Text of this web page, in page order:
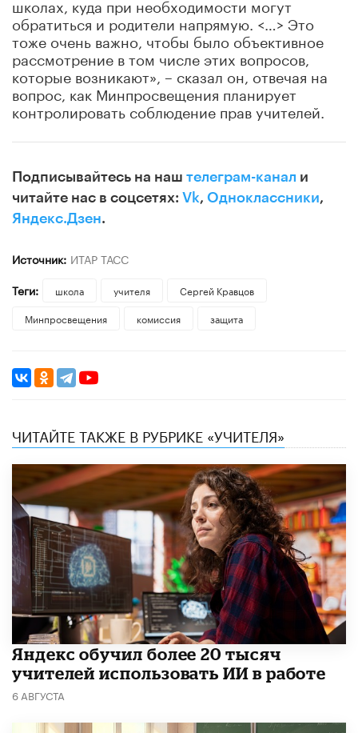
школах, куда при необходимости могут
обратиться и родители напрямую. <…> Это
тоже очень важно, чтобы было объективное
рассмотрение в том числе этих вопросов,
которые возникают», – сказал он, отвечая на
вопрос, как Минпросвещения планирует
контролировать соблюдение прав учителей.
Подписывайтесь на наш телеграм-канал и
читайте нас в соцсетях: Vk, Одноклассники,
Яндекс.Дзен.
Источник: ИТАР ТАСС
Теги:
школа учителя
Сергей Кравцов
Минпросвещения
комиссия защита
ЧИТАЙТЕ ТАКЖЕ В РУБРИКЕ «УЧИТЕЛЯ»
​Яндекс обучил более 20 тысяч
учителей использовать ИИ в работе
6 АВГУСТА